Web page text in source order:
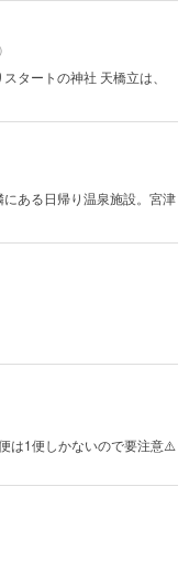
タートの神社 天橋立は、
ある日帰り温泉施設。宮津
は1便しかないので要注意⚠️